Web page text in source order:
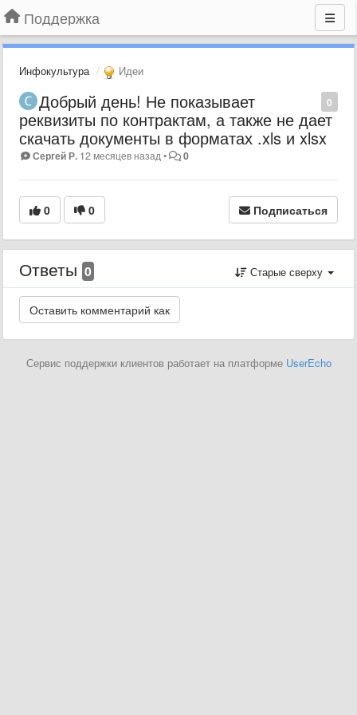
Поддержка
Инфокультура Идеи
0
Добрый день! Не показывает
реквизиты по контрактам, а также не дает
скачать документы в форматах .xls и xlsx
Сергей Р. 12 месяцев назад • 0
0 0 Подписаться
Ответы 0 Старые сверху
Сервис поддержки клиентов работает на платформе UserEcho